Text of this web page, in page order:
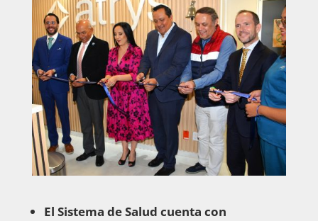
El Sistema de Salud cuenta con